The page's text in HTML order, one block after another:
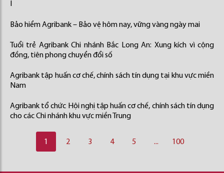
Bảo hiểm Agribank – Bảo vệ hôm nay, vững vàng ngày mai
Tuổi trẻ Agribank Chi nhánh Bắc Long An: Xung kích vì cộng
đồng, tiên phong chuyển đổi số
Agribank tập huấn cơ chế, chính sách tín dụng tại khu vực miền
Nam
Agribank tổ chức Hội nghị tập huấn cơ chế, chính sách tín dụng
cho các Chi nhánh khu vực miền Trung
1 2 3 4 5 ... 100